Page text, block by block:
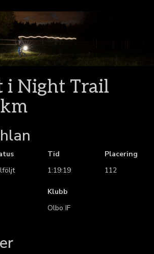
i Night Trail
Tid
1:19:19
Placering
112
Klubb
Olbo IF